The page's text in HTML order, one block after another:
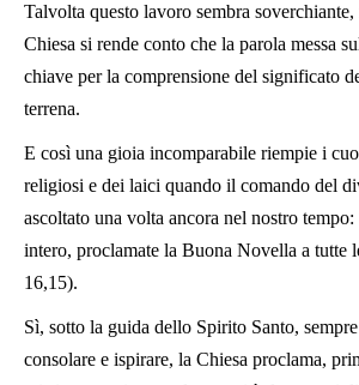
Talvolta questo lavoro sembra soverchiante,
Chiesa si rende conto che la parola messa
chiave per la comprensione del significato
terrena.
E così una gioia incomparabile riempie i
religiosi e dei laici quando il comando del
ascoltato una volta ancora nel nostro
intero, proclamate la Buona Novella a tutte
16,15).
Sì, sotto la guida dello Spirito Santo,
consolare e ispirare, la Chiesa proclama,